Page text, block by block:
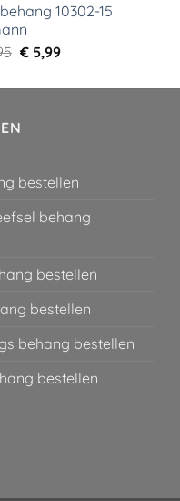
was:
€ 34,95.
is:
10302-15
Oorspronkelijke
was:
€5,99Huidige
is:
bestellen
behang
bestellen
bestellen
behang bestellen
bestellen